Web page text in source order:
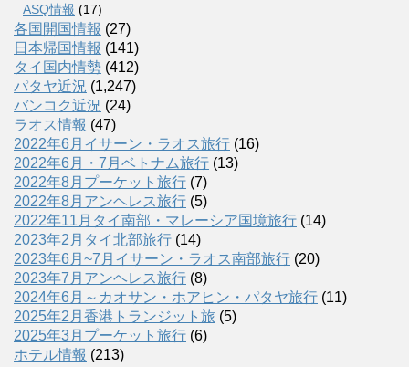
ASQ情報 (17)
各国開国情報 (27)
日本帰国情報 (141)
タイ国内情勢 (412)
パタヤ近況 (1,247)
バンコク近況 (24)
ラオス情報 (47)
2022年6月イサーン・ラオス旅行 (16)
2022年6月・7月ベトナム旅行 (13)
2022年8月プーケット旅行 (7)
2022年8月アンヘレス旅行 (5)
2022年11月タイ南部・マレーシア国境旅行 (14)
2023年2月タイ北部旅行 (14)
2023年6月~7月イサーン・ラオス南部旅行 (20)
2023年7月アンヘレス旅行 (8)
2024年6月～カオサン・ホアヒン・パタヤ旅行 (11)
2025年2月香港トランジット旅 (5)
2025年3月プーケット旅行 (6)
ホテル情報 (213)